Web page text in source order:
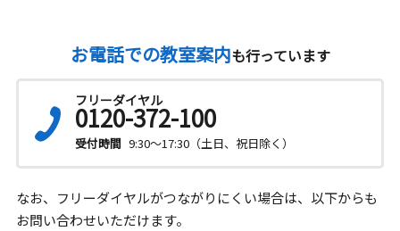
お電話での教室案内も行っています
フリーダイヤル
0120-372-100
受付時間 9:30～17:30（土日、祝日除く）
なお、フリーダイヤルがつながりにくい場合は、以下からも
お問い合わせいただけます。